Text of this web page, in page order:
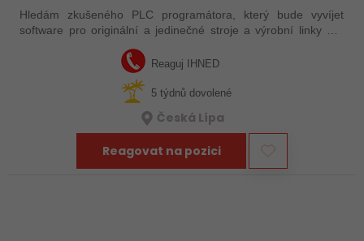
Hledám zkušeného PLC programátora, který bude vyvíjet
software pro originální a jedinečné stroje a výrobní linky pro
automatizaci výroby, převážně pro automobilový průmysl. Jestli
chcete mít možnost…
Reaguj IHNED
5 týdnů dovolené
Česká Lípa
Reagovat na pozici